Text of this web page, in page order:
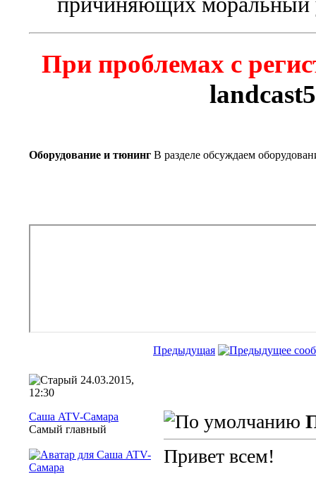
причиняющих моральный
При проблемах с
Оборудование и тюнинг В разделе обсуждаем
Предыдущая
24.03.2015,
12:30
Саша ATV-Самара
Самый главный
Привет всем!